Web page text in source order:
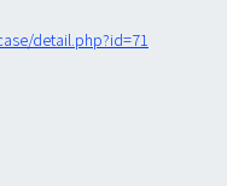
detail.php?id=71